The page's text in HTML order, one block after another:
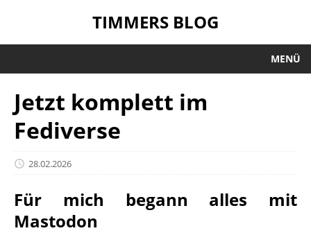
TIMMERS BLOG
MENÜ
Jetzt komplett im
Fediverse
28.02.2026
Für mich begann alles mit
Mastodon